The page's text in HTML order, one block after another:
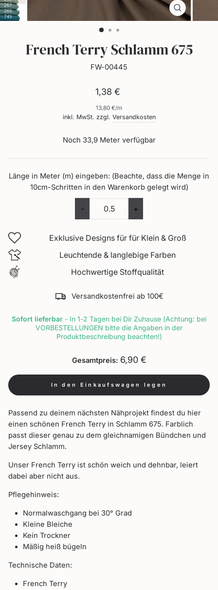
selbst. Schließen
(Esc)
French Terry Schlamm 675
FW-00445
Normaler
1,38 €
13,80 €/m
inkl. MwSt. zzgl. Versandkosten
Noch 33,9 Meter verfügbar
Länge in Meter (m) eingeben: (Beachte, dass die Menge in
10cm-Schritten in den Warenkorb gelegt wird)
- +
Exklusive Designs für für Klein & Groß
Leuchtende & langlebige Farben
Hochwertige Stoffqualität
Versandkostenfrei ab 100€
Sofort lieferbar - In 1-2 Tagen bei Dir Zuhause (Achtung: bei
VORBESTELLUNGEN bitte die Angaben in der
Produktbeschreibung beachten!)
Gesamtpreis: 6,90 €
In den Einkaufswagen legen
Passend zu deinem nächsten Nähprojekt findest du hier
einen schönen French Terry in Schlamm 675. Farblich
passt dieser genau zu dem gleichnamigen Bündchen und
Jersey Schlamm.
Unser French Terry ist schön weich und dehnbar, leiert
dabei aber nicht aus.
Pflegehinweis:
Normalwaschgang bei 30° Grad
Kleine Bleiche
Kein Trockner
Mäßig heiß bügeln
Technische Daten:
French Terry